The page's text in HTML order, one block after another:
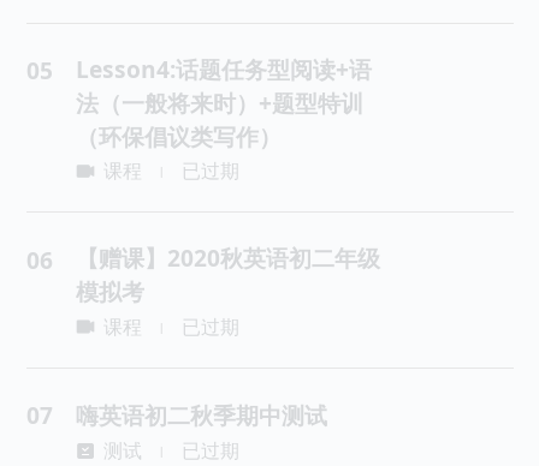
05
Lesson4:话题任务型阅读+语
法（一般将来时）+题型特训
（环保倡议类写作）
课程 已过期
06
【赠课】2020秋英语初二年级
模拟考
课程 已过期
07 嗨英语初二秋季期中测试
测试 已过期